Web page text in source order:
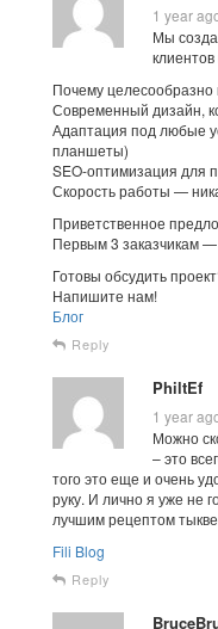
1 year
Мы
Почему целесообразно
Современный дизайн,
Адаптация под любые
планшеты)
SEO-оптимизация для
Скорость работы —
Приветственное
Первым 3 заказчикам —
Готовы обсудить
Напишите нам!
Блог
Reply
PhiltEf
1 year
Можно
– это
того это еще и очень
руку. И лично я уже не
лучшим рецептом
Fili Blog
Reply